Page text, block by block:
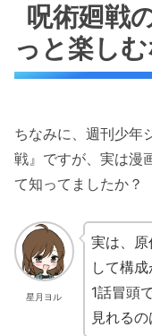
呪術廻戦
っと楽し
ちなみに、週刊少年
戦』ですが、実は漫
て知ってましたか？
星月ヨル
実は、
して構成
1話冒頭
見れる